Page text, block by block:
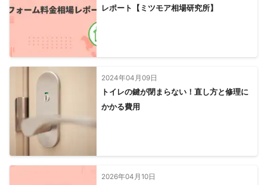
よろしくお願い申し上げます。レポート【ミツモア相場研究所】
2024年04月09日
トイレの鍵が閉まらない！直し方と修理に
かかる費用
2026年04月10日